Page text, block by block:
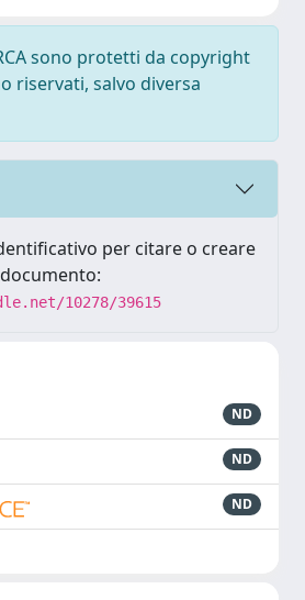
sono protetti da copyright
riservati, salvo diversa
per citare o creare
10278/39615
ND
ND
ND